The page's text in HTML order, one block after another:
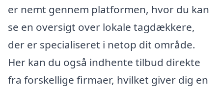
er nemt gennem platformen, hvor du kan
se en oversigt over lokale tagdækkere,
der er specialiseret i netop dit område.
Her kan du også indhente tilbud direkte
fra forskellige firmaer, hvilket giver dig en